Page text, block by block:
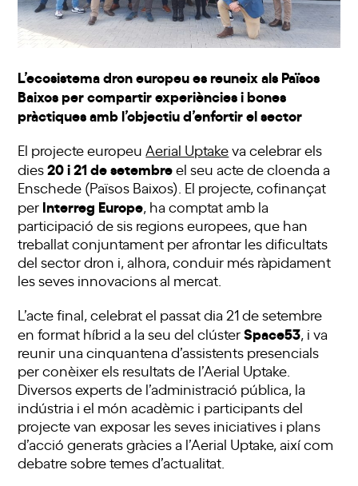
L’ecosistema dron europeu es reuneix als Països
Baixos per compartir experiències i bones
pràctiques amb l’objectiu d’enfortir el sector
El projecte europeuAerial Uptakeva celebrar els
dies20 i 21 de setembreel seu acte de cloenda a
Enschede (Països Baixos). El projecte, cofinançat
per Interreg Europe, ha comptat amb la
participació de sis regions europees, que han
treballat conjuntament per afrontar les dificultats
del sector dron i, alhora, conduir més ràpidament
les seves innovacions al mercat.
L’acte final, celebrat el passat dia 21 de setembre
en format híbrid a la seu del clústerSpace53, i va
reunir una cinquantena d’assistents presencials
per conèixer els resultats de l’Aerial Uptake.
Diversos experts de l’administració pública, la
indústria i el món acadèmic i participants del
projecte van exposar les seves iniciatives i plans
d’acció generats gràcies a l’Aerial Uptake, així com
debatre sobre temes d’actualitat.